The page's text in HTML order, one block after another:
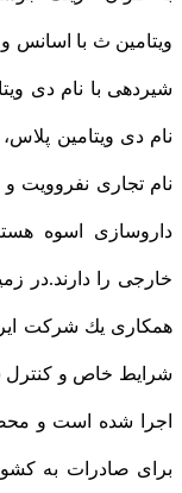
ویتامین ث با اسانس و
شیردهی با نام دی
نام دی ویتامین
نام تجاری نفروویت
داروسازی اسوه
خارجی را دارند.در
همكاری یك شركت
شرایط خاص و كنترل
اجرا شده است و
برای صادرات به